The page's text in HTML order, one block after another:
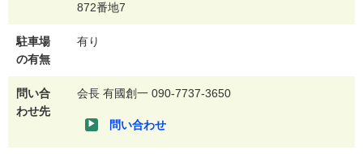
872番地7
駐車場
の有無
有り
問い合
わせ先
会長 有國創一 090-7737-3650
問い合わせ